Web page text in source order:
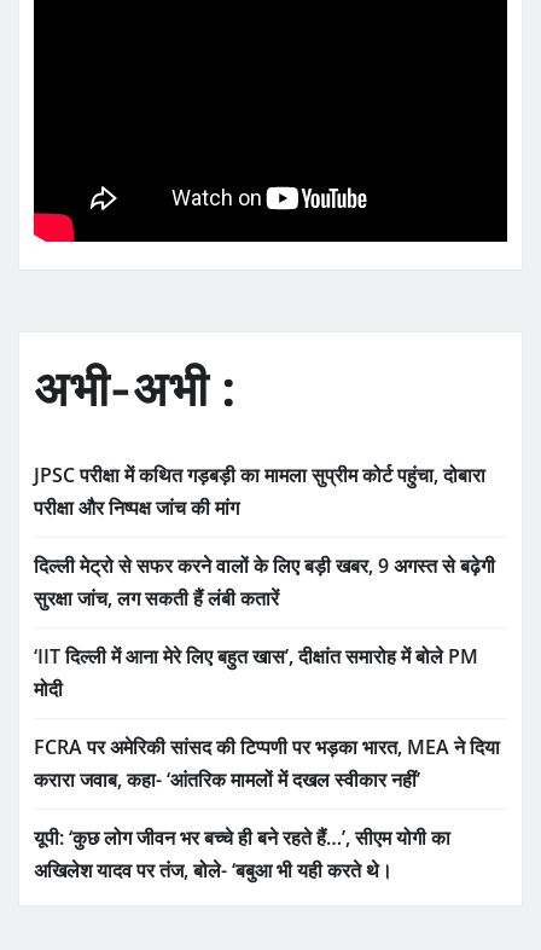
अभी-अभी :
JPSC परीक्षा में कथित गड़बड़ी का मामला सुप्रीम कोर्ट पहुंचा, दोबारा
परीक्षा और निष्पक्ष जांच की मांग
दिल्ली मेट्रो से सफर करने वालों के लिए बड़ी खबर, 9 अगस्त से बढ़ेगी
सुरक्षा जांच, लग सकती हैं लंबी कतारें
‘IIT दिल्ली में आना मेरे लिए बहुत खास’, दीक्षांत समारोह में बोले PM
मोदी
FCRA पर अमेरिकी सांसद की टिप्पणी पर भड़का भारत, MEA ने दिया
करारा जवाब, कहा- ‘आंतरिक मामलों में दखल स्वीकार नहीं’
यूपी: ‘कुछ लोग जीवन भर बच्चे ही बने रहते हैं…’, सीएम योगी का
अखिलेश यादव पर तंज, बोले- ‘बबुआ भी यही करते थे।